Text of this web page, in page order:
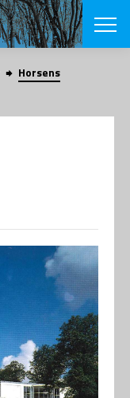
SØG
English
Om
Om
Kontakt
Om fonden
Om
SHOP
Horsens